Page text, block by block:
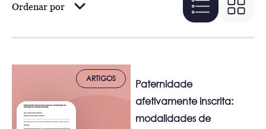
Ordenar por
ARTIGOS
Paternidade
afetivamente inscrita:
modalidades de